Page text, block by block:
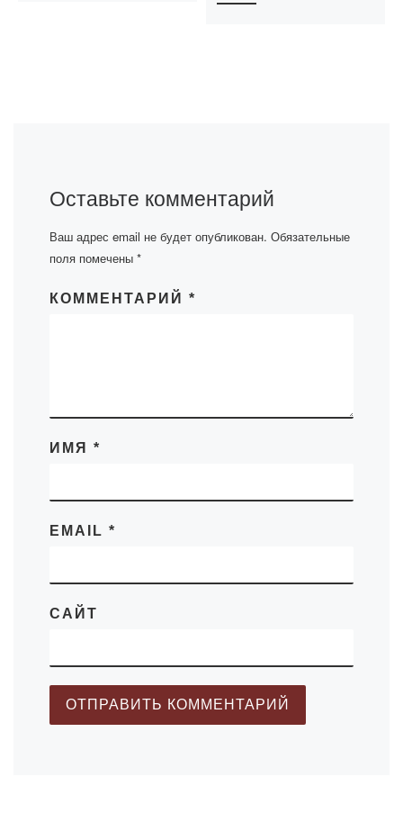
Оставьте комментарий
Ваш адрес email не будет опубликован. Обязательные
поля помечены *
КОММЕНТАРИЙ *
ИМЯ *
EMAIL *
САЙТ